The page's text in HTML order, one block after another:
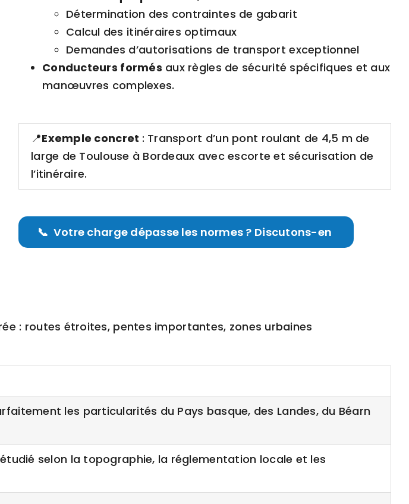
Détermination des contraintes de gabarit
Calcul des itinéraires optimaux
Demandes d’autorisations de transport exceptionnel
Conducteurs formés aux règles de sécurité spécifiques et aux
manœuvres complexes.
📍Exemple concret : Transport d’un pont roulant de 4,5 m de
large de Toulouse à Bordeaux avec escorte et sécurisation de
l’itinéraire.
📞 Votre charge dépasse les normes ? Discutons-en
: routes étroites, pentes importantes, zones urbaines
les particularités du Pays basque, des Landes, du Béarn
selon la topographie, la réglementation locale et les